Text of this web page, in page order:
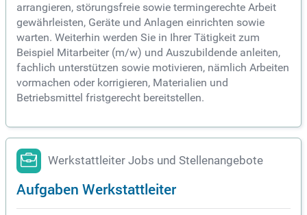
arrangieren, störungsfreie sowie termingerechte Arbeit
gewährleisten, Geräte und Anlagen einrichten sowie
warten. Weiterhin werden Sie in Ihrer Tätigkeit zum
Beispiel Mitarbeiter (m/w) und Auszubildende anleiten,
fachlich unterstützen sowie motivieren, nämlich Arbeiten
vormachen oder korrigieren, Materialien und
Betriebsmittel fristgerecht bereitstellen.
Werkstattleiter Jobs und Stellenangebote
Aufgaben Werkstattleiter